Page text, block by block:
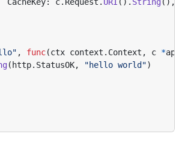
, func(ctx context . Context , c *app
(http. StatusOK, "hello world")